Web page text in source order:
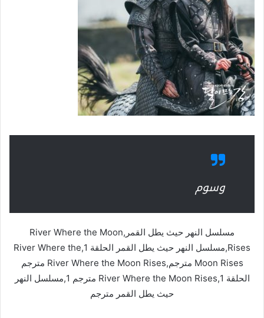
وسوم
مسلسل النهر حيث يطل القمر,River Where the Moon
Rises,مسلسل النهر حيث يطل القمر الحلقة 1,River Where the
Moon Rises مترجم,River Where the Moon Rises مترجم
الحلقة 1,River Where the Moon Rises مترجم 1,مسلسل النهر
حيث يطل القمر مترجم